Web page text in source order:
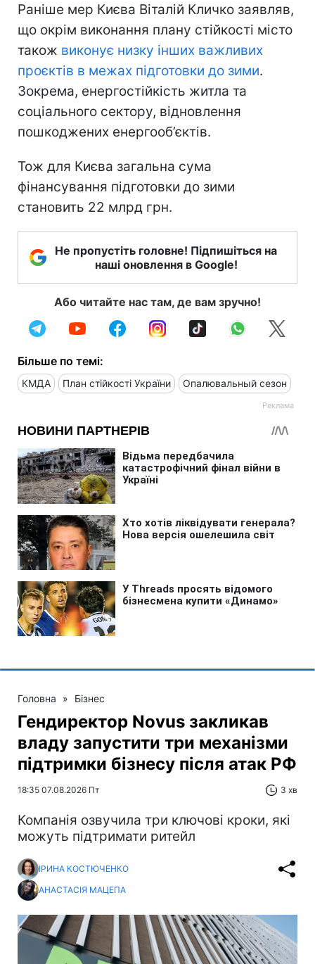
Раніше мер Києва Віталій Кличко заявляв,
що окрім виконання плану стійкості місто
також виконує низку інших важливих
проєктів в межах підготовки до зими.
Зокрема, енергостійкість житла та
соціального сектору, відновлення
пошкоджених енергооб’єктів.
Тож для Києва загальна сума
фінансування підготовки до зими
становить 22 млрд грн.
Не пропустіть головне! Підпишіться на
наші оновлення в Google!
Або читайте нас там, де вам зручно!
Більше по темі:
КМДА План стійкості України Опалювальный сезон
Головна » Бізнес
Гендиректор Novus закликав
владу запустити три механізми
підтримки бізнесу після атак РФ
18:35 07.08.2026 Пт 3 хв
Компанія озвучила три ключові кроки, які
можуть підтримати ритейл
ІРИНА КОСТЮЧЕНКО
АНАСТАСІЯ МАЦЕПА